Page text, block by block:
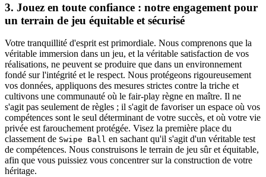
3. Jouez en toute confiance : notre engagement pour
un terrain de jeu équitable et sécurisé
Votre tranquillité d'esprit est primordiale. Nous comprenons que la
véritable immersion dans un jeu, et la véritable satisfaction de vos
réalisations, ne peuvent se produire que dans un environnement
fondé sur l'intégrité et le respect. Nous protégeons rigoureusement
vos données, appliquons des mesures strictes contre la triche et
cultivons une communauté où le fair-play règne en maître. Il ne
s'agit pas seulement de règles ; il s'agit de favoriser un espace où vos
compétences sont le seul déterminant de votre succès, et où votre vie
privée est farouchement protégée. Visez la première place du
classement de Swipe Ball en sachant qu'il s'agit d'un véritable test
de compétences. Nous construisons le terrain de jeu sûr et équitable,
afin que vous puissiez vous concentrer sur la construction de votre
héritage.